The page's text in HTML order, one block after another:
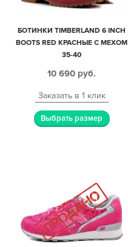
БОТИНКИ TIMBERLAND 6 INCH
BOOTS RED КРАСНЫЕ С МЕХОМ
35-40
10 690 руб.
Заказать в 1 клик
Выбрать размер